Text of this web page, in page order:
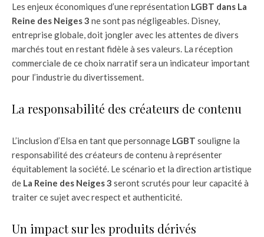
Les enjeux économiques d’une représentation LGBT dans La
Reine des Neiges 3 ne sont pas négligeables. Disney,
entreprise globale, doit jongler avec les attentes de divers
marchés tout en restant fidèle à ses valeurs. La réception
commerciale de ce choix narratif sera un indicateur important
pour l’industrie du divertissement.
La responsabilité des créateurs de contenu
L’inclusion d’Elsa en tant que personnage LGBT souligne la
responsabilité des créateurs de contenu à représenter
équitablement la société. Le scénario et la direction artistique
de La Reine des Neiges 3 seront scrutés pour leur capacité à
traiter ce sujet avec respect et authenticité.
Un impact sur les produits dérivés